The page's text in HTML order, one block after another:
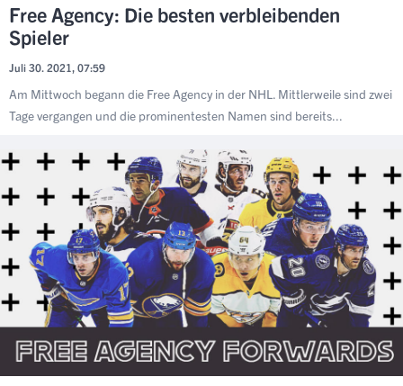
Free Agency: Die besten verbleibenden
Spieler
Juli 30. 2021, 07:59
Am Mittwoch begann die Free Agency in der NHL. Mittlerweile sind zwei
Tage vergangen und die prominentesten Namen sind bereits...